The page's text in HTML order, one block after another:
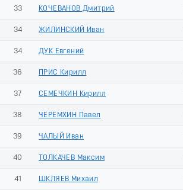
33 КОЧЕВАНОВ Дмитрий
34 ЖИЛИНСКИЙ Иван
34 ДУК Евгений
36 ПРИС Кирилл
37 СЕМЕЧКИН Кирилл
38 ЧЕРЕМХИН Павел
39 ЧАЛЫЙ Иван
40 ТОЛКАЧЕВ Максим
41 ШКЛЯЕВ Михаил